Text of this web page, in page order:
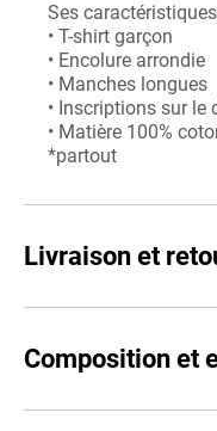
Ses
• T-shirt garçon
• Encolure arrondie
• Manches longues
• Inscriptions sur
• Matière 100%
*partout
Livraison et
Composition et